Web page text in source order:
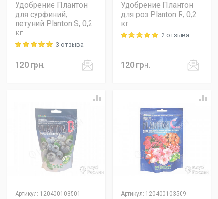
Удобрение Плантон
для сурфиний,
петуний Planton S, 0,2
кг
Rating: 5 out of 53 отзыва
120грн.
Удобрение Плантон
для роз Planton R, 0,2
кг
Rating: 5 out of 52 отзыва
120грн.
Артикул: 120400103501 Артикул: 120400103509